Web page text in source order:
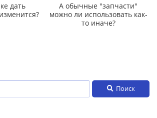
дать
А обычные "запчасти"
можно ли использовать как-
то иначе?
Поиск